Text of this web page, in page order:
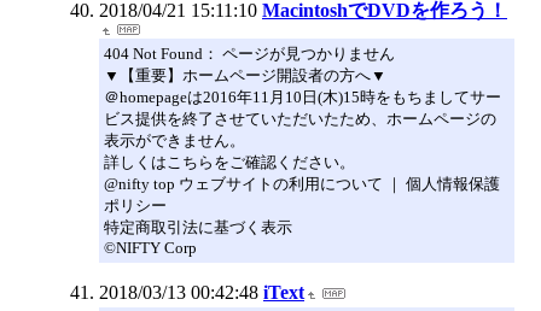
2018/04/21 15:11:10 MacintoshでDVDを作ろう！
404 Not Found： ページが見つかりません
▼【重要】ホームページ開設者の方へ▼
＠homepageは2016年11月10日(木)15時をもちましてサー
ビス提供を終了させていただいたため、ホームページの
表示ができません。
詳しくはこちらをご確認ください。
@nifty top ウェブサイトの利用について ｜ 個人情報保護
ポリシー
特定商取引法に基づく表示
©NIFTY Corp
2018/03/13 00:42:48 iText